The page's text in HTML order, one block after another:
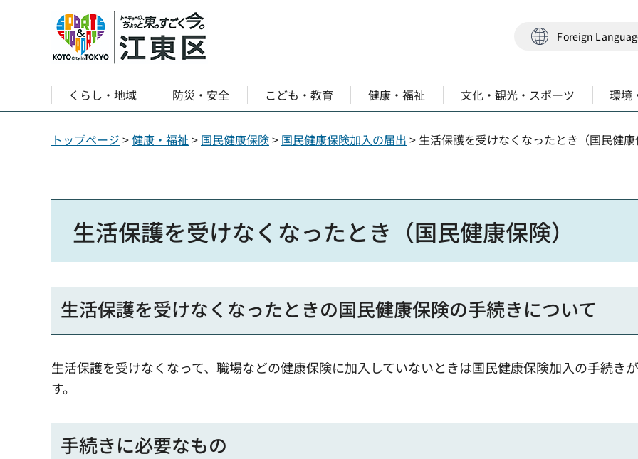
Foreign
くらし・地域 防災・安全 こども・教育 健康・福祉 文化・観光・スポーツ 環境
トップページ >健康・福祉 > 国民健康保険> 国民健康保険加入の届出 > 生活保護を受けなくなったとき（国民健康
生活保護を受けなくなったとき（国民健康保険）
生活保護を受けなくなったときの国民健康保険の手続きについて
生活保護を受けなくなって、職場などの健康保険に加入していないときは国民健康保険加入の手続き
す。
手続きに必要なもの